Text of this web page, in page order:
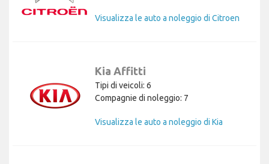
Visualizza le auto a noleggio di Citroen
Kia Affitti
Tipi di veicoli: 6
Compagnie di noleggio: 7
Visualizza le auto a noleggio di Kia